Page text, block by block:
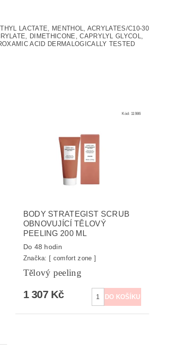
LACTATE, MENTHOL, ACRYLATES/C10-30
DIMETHICONE, CAPRYLYL GLYCOL,
ACID DERMALOGICALLY TESTED
Kód:11986
BODY STRATEGIST SCRUB
OBNOVUJÍCÍ TĚLOVÝ
PEELING 200 ML
Do 48 hodin
Značka: [ comfort zone ]
Tělový peeling
1 307 Kč